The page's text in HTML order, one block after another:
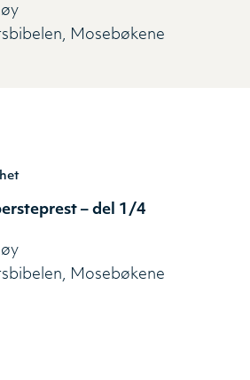
Mosebøkene
– del 1/4
Mosebøkene